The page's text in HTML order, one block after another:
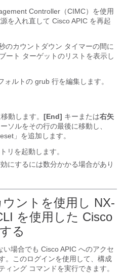
Controller（CIMC）を使用
を入れ直して CiscoAPIC を再起
のカウントダウン タイマーの間に
ート ターゲットのリストを表示し
ォルトの grub 行を編集します。
動します。 [End] キーまたは右矢
ソルをその行の最後に移動し、
」を追加します。
リを起動します。
にするには数分かかる場合があり
ントを使用し NX-
を使用した Cisco
る
い場合でも CiscoAPIC へのアクセ
。このログインを使用して、構成
ィング コマンドを実行できます。